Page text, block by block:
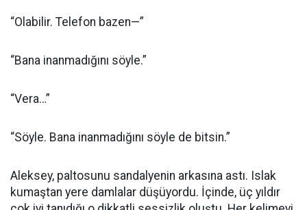
“Olabilir. Telefon bazen—”
“Bana inanmadığını söyle.”
“Vera…”
“Söyle. Bana inanmadığını söyle de bitsin.”
Aleksey, paltosunu sandalyenin arkasına astı. Islak
kumaştan yere damlalar düşüyordu. İçinde, üç yıldır